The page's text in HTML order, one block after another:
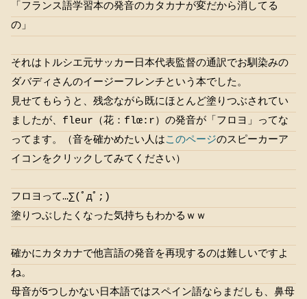
「フランス語学習本の発音のカタカナが変だから消してる
の」
それはトルシエ元サッカー日本代表監督の通訳でお馴染みの
ダバディさんのイージーフレンチという本でした。
見せてもらうと、残念ながら既にほとんど塗りつぶされてい
ましたが、fleur（花：flœ:r）の発音が「フロヨ」ってな
ってます。（音を確かめたい人はこのページのスピーカーア
イコンをクリックしてみてください）
フロヨって…∑(ﾟдﾟ;)
塗りつぶしたくなった気持ちもわかるｗｗ
確かにカタカナで他言語の発音を再現するのは難しいですよ
ね。
母音が5つしかない日本語ではスペイン語ならまだしも、鼻母